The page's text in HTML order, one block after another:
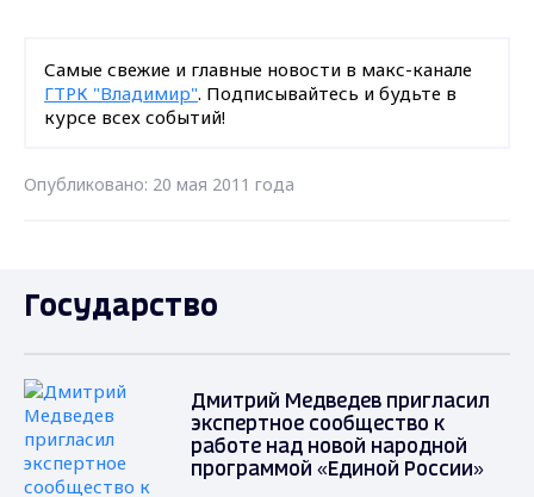
Самые свежие и главные новости в макс-канале
ГТРК "Владимир". Подписывайтесь и будьте в
курсе всех событий!
Опубликовано: 20 мая 2011 года
Государство
Дмитрий Медведев пригласил
экспертное сообщество к
работе над новой народной
программой «Единой России»